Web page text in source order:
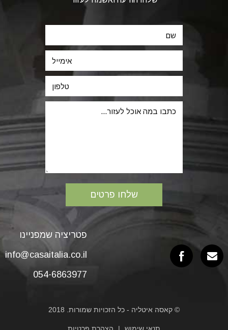
פטריציה שמפניינו
info@casaitalia.co.il
054-6863977
© קאסה איטליה - כל הזכויות שמורות. 2018